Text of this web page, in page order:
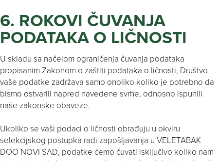
6. ROKOVI ČUVANJA
PODATAKA O LIČNOSTI
U skladu sa načelom ograničenja čuvanja podataka
propisanim Zakonom o zaštiti podataka o ličnosti, Društvo
vaše podatke zadržava samo onoliko koliko je potrebno da
bismo ostvarili napred navedene svrhe, odnosno ispunili
naše zakonske obaveze.
Ukoliko se vaši podaci o ličnosti obrađuju u okviru
selekcijskog postupka radi zapošljavanja u VELETABAK
DOO NOVI SAD, podatke ćemo čuvati isključivo koliko nam